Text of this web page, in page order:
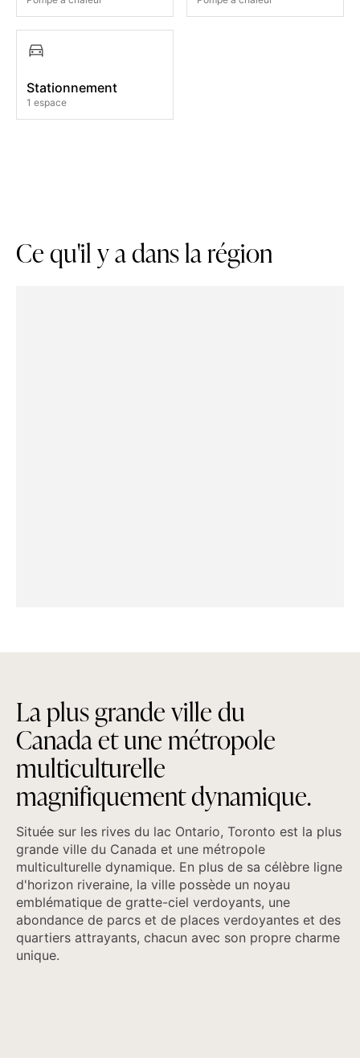
Stationnement
1 espace
Cequ'ilyadanslarégion
Laplusgrandevilledu
Canadaetunemétropole
multiculturelle
magnifiquementdynamique.
Située sur les rives du lac Ontario, Toronto est la plus
grande ville du Canada et une métropole
multiculturelle dynamique. En plus de sa célèbre ligne
d'horizon riveraine, la ville possède un noyau
emblématique de gratte-ciel verdoyants, une
abondance de parcs et de places verdoyantes et des
quartiers attrayants, chacun avec son propre charme
unique.